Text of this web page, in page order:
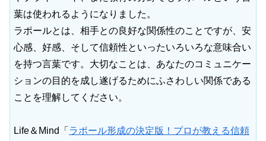
葉は使われるようになりました。
ラポールとは、相手との良好な関係性のことですが、安
心感、好感、そして信頼性といったいろいろな意味合い
を持つ言葉です。大切なことは、あなたのコミュニケー
ションの目的を成し遂げるためにふさわしい関係である
ことを理解してください。
Life＆Mind「 ラポール形成の決定版！プロが教える信頼